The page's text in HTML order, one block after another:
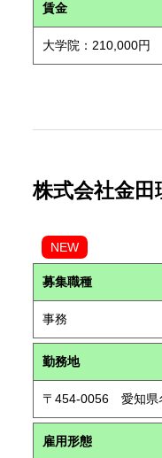
賃金
大学院：210,000
株式会社金田
NEW
募集職種
事務
勤務地
〒454-0056 愛知県
雇用形態